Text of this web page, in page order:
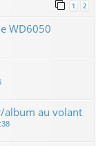
1 2
WD6050
album au volant